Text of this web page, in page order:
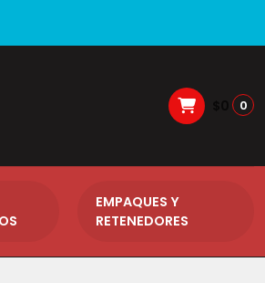
0
EMPAQUES Y
RETENEDORES